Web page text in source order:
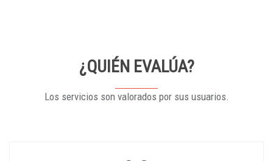
¿QUIÉN EVALÚA?
Los servicios son valorados por sus usuarios.